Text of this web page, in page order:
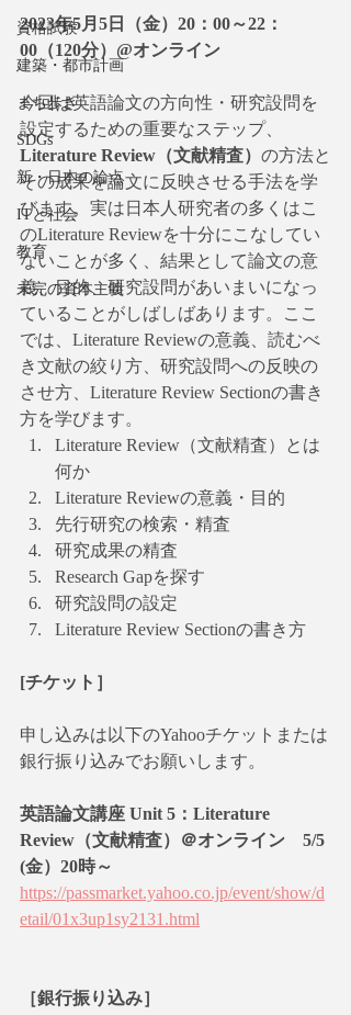
資格試験
建築・都市計画
まち歩き
SDGs
新・日本の論点
ITと社会
教育
未完の資本主義
2023年5月5日（金）20：00～22：
00（120分）@オンライン
今回は英語論文の方向性・研究設問を
設定するための重要なステップ、
Literature Review（文献精査） の方法と
その成果を論文に反映させる手法を学
びます。実は日本人研究者の多くはこ
のLiterature Reviewを十分にこなしてい
ないことが多く、結果として論文の意
義、目的、研究設問があいまいになっ
ていることがしばしばあります。ここ
では、Literature Reviewの意義、読むべ
き文献の絞り方、研究設問への反映の
させ方、Literature Review Sectionの書き
方を学びます。
Literature Review（文献精査）とは
何か
Literature Reviewの意義・目的
先行研究の検索・精査
研究成果の精査
Research Gapを探す
研究設問の設定
Literature Review Sectionの書き方
[チケット］
申し込みは以下のYahooチケットまたは
銀行振り込みでお願いします。
英語論文講座 Unit 5：Literature
Review（文献精査）＠オンライン　5/5
(金）20時～
https://passmarket.yahoo.co.jp/event/show/d
etail/01x3up1sy2131.html
［銀行振り込み］